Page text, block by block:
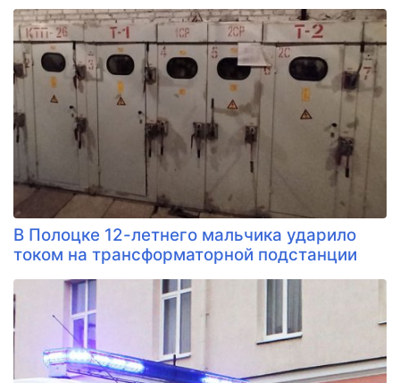
В Полоцке 12-летнего мальчика ударило
током на трансформаторной подстанции